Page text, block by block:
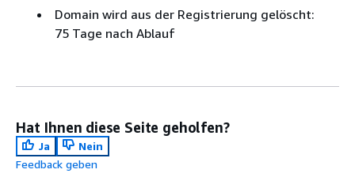
Domain wird aus der Registrierung gelöscht:
75 Tage nach Ablauf
Hat Ihnen diese Seite geholfen?
Ja
Nein
Feedback geben